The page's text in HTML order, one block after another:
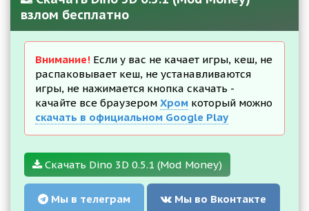
взлом бесплатно
Внимание! Если у вас не качает игры, кеш, не
распаковывает кеш, не устанавливаются
игры, не нажимается кнопка скачать -
качайте все браузером Хром который можно
скачать в официальном Google Play
Скачать Dino 3D 0.5.1 (Mod Money)
Мы в телеграм Мы во Вконтакте